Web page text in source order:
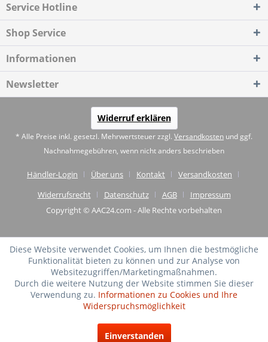
Service Hotline
Shop Service
Informationen
Newsletter
Widerruf erklären
* Alle Preise inkl. gesetzl. Mehrwertsteuer zzgl. Versandkosten und ggf.
Nachnahmegebühren, wenn nicht anders beschrieben
Händler-Login Über uns Kontakt
Versandkosten
Widerrufsrecht
Datenschutz AGB
Impressum
Copyright © AAC24.com - Alle Rechte vorbehalten
Diese Website verwendet Cookies, um Ihnen die bestmögliche
Funktionalität bieten zu können und zur Analyse von
Websitezugriffen/Marketingmaßnahmen.
Durch die weitere Nutzung der Website stimmen Sie dieser
Verwendung zu. Informationen zu Cookies und Ihre
Widerspruchsmöglichkeit
Einverstanden
(4.75 / 5)
Bewertungen bei: shopvote.de ⓘ